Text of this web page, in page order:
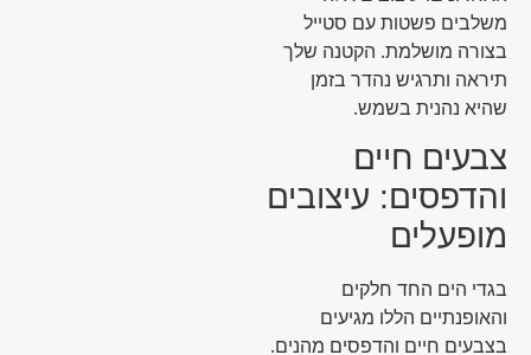
משלבים פשטות עם סטייל
בצורה מושלמת. הקטנה שלך
תיראה ותרגיש נהדר בזמן
שהיא נהנית בשמש.
צבעים חיים
והדפסים: עיצובים
מופעלים
בגדי הים החד חלקים
והאופנתיים הללו מגיעים
בצבעים חיים והדפסים מהנים.